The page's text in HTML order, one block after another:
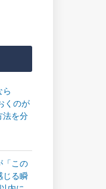
ら
くのが
法を分
「この
じる瞬